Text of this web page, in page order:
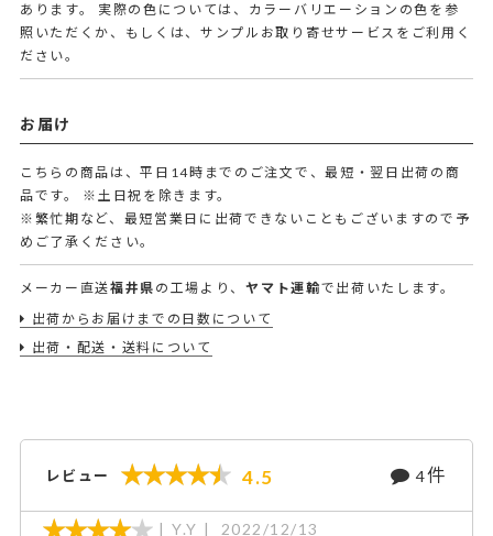
あります。 実際の色については、カラーバリエーションの色を参
照いただくか、もしくは、サンプルお取り寄せサービスをご利用く
ださい。
お届け
こちらの商品は、平日14時までのご注文で、最短・翌日出荷の商
品です。
※土日祝を除きます。
※繁忙期など、最短営業日に出荷できないこともございますので予
めご了承ください。
メーカー直送福井県 の工場より、ヤマト運輸で出荷いたします。
出荷からお届けまでの日数について
出荷・配送・送料について
レビュー 4.5 4件
Y.Y 2022/12/13